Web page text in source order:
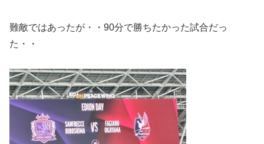
難敵ではあったが・・90分で勝ちたかった試合だっ
た・・